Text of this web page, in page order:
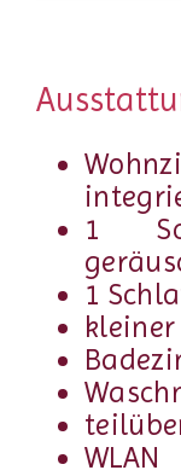
1
1
WLAN